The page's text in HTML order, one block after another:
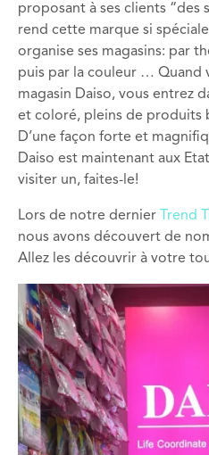
proposant à ses clients “des
rend cette marque si
organise ses magasins: par
puis par la couleur … Quand
magasin Daiso, vous entrez
et coloré, pleins de produits
D’une façon forte et
Daiso est maintenant aux
visiter un, faites-le!
Lors de notre dernier Trend
nous avons découvert de
Allez les découvrir à votre